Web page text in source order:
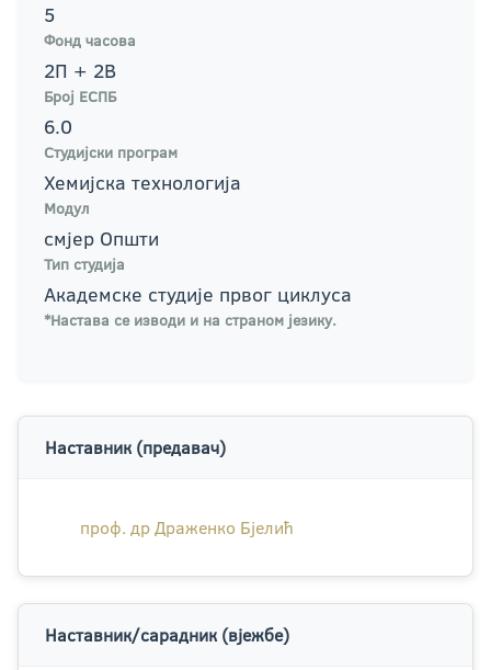
5
Фонд часова
2П + 2В
Број ЕСПБ
6.0
Студијски програм
Хемијска технологија
Модул
смјер Општи
Тип студија
Академске студије првог циклуса
*Настава се изводи и на страном језику.
Наставник (предавач)
проф. др Драженко Бјелић
Наставник/сарадник (вјежбе)